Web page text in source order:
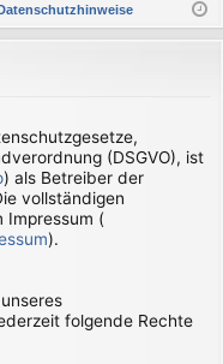
(DSGVO), ist
) als Betreiber der
vollständigen
Impressum (
).
folgende Rechte